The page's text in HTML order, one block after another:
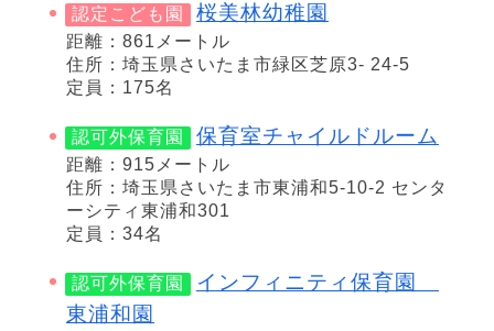
認定こども園 桜美林幼稚園
距離：861メートル
住所：埼玉県さいたま市緑区芝原3- 24-5
定員：175名
認可外保育園 保育室チャイルドルーム
距離：915メートル
住所：埼玉県さいたま市東浦和5-10-2 センタ
ーシティ東浦和301
定員：34名
認可外保育園
インフィニティ保育園
東浦和園